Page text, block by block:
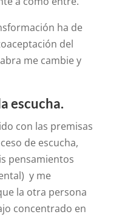
ha de
del
me cambie y
escucha.
con las premisas
de escucha,
pensamientos
y me
la otra persona
concentrado en